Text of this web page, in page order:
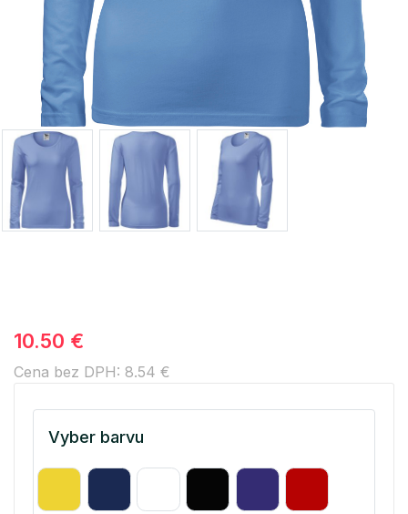
10.50 €
Cena bez DPH: 8.54 €
Vyber barvu